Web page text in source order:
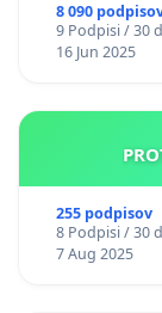
8 090
9 Podpisi / 30
16 Jun 2025
255 podpisov
8 Podpisi / 30
7 Aug 2025